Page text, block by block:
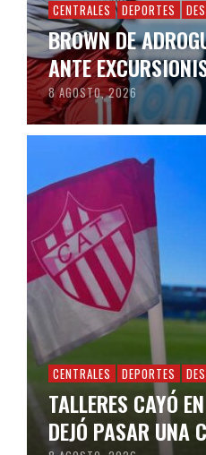
CENTRALES DEPORTES
BROWN DE
ANTE
8 AGOSTO, 2026
CENTRALES DEPORTES
TALLERES CAYÓ
DEJÓ PASAR UNA